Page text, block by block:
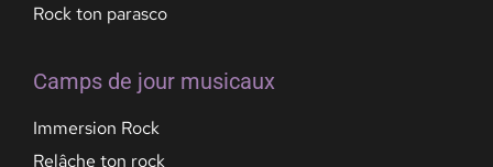
Rock ton parasco
Camps de jour musicaux
Immersion Rock
Relâche ton rock